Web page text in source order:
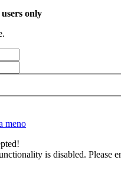
only
meno
is disabled. Please